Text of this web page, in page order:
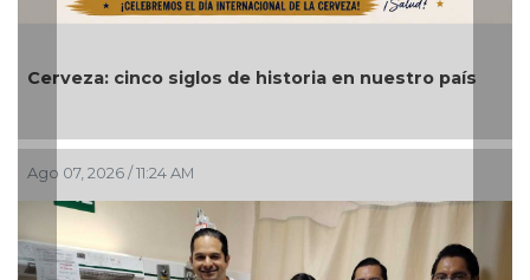
país
Se le suman más homicidios a un
delincuente en Papantla
Ago 07, 2026 / 9:45 AM